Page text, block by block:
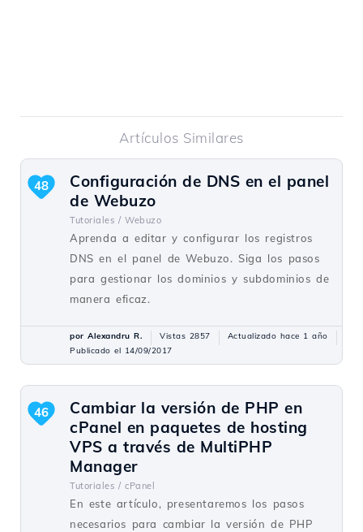
Artículos Similares
Configuración de DNS en el panel
de Webuzo
Tutoriales / Webuzo
Aprenda a editar y configurar los registros
DNS en el panel de Webuzo. Siga los pasos
para gestionar los dominios y subdominios de
manera eficaz.
48
por Alexandru R. Vistas 2857
Actualizado hace 1 año
Publicado el 14/09/2017
Cambiar la versión de PHP en
cPanel en paquetes de hosting
VPS a través de MultiPHP
Manager
Tutoriales / cPanel
En este artículo, presentaremos los pasos
necesarios para cambiar la versión de PHP
46